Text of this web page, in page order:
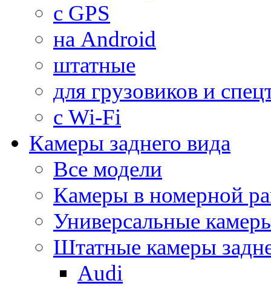
с GPS
на Android
штатные
для грузовиков и
с Wi-Fi
Камеры заднего вида
Все модели
Камеры в номерной
Универсальные
Штатные камеры
Audi